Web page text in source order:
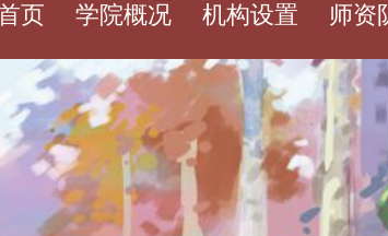
页 学院概况 机构设置 师资